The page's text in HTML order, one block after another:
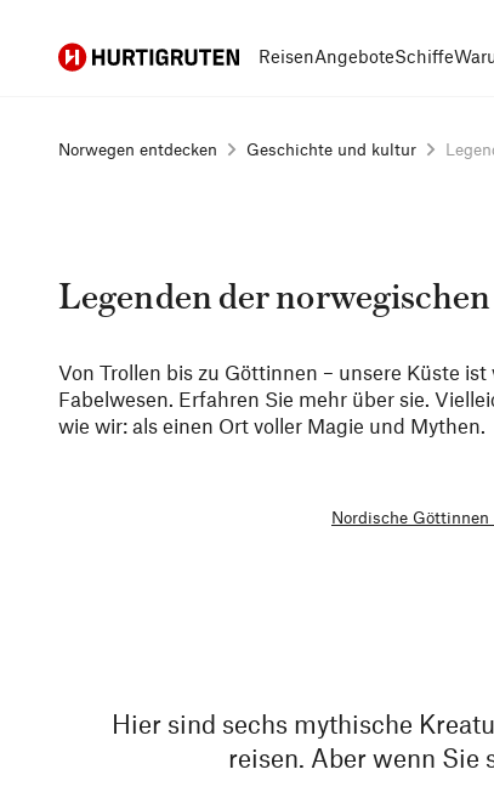
Hurtigruten ReisenAngeboteSchiffe
Norwegen entdecken Geschichte und kultur
Legenden der
Von Trollen bis zu Göttinnen – unsere Küste
Fabelwesen. Erfahren Sie mehr über sie.
wie wir: als einen Ort voller Magie und Mythen.
Nordische
Hier sind sechs mythische
reisen. Aber wenn Sie